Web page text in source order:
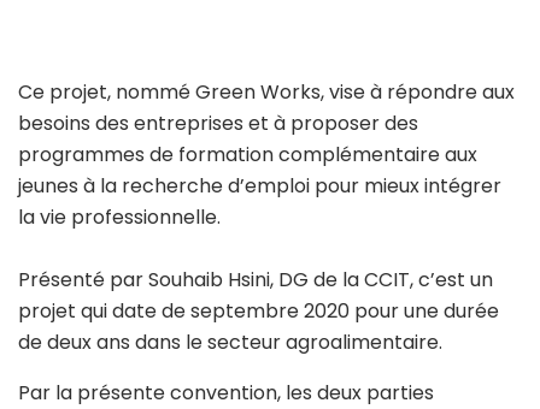
Ce projet, nommé Green Works, vise à répondre aux
besoins des entreprises et à proposer des
programmes de formation complémentaire aux
jeunes à la recherche d’emploi pour mieux intégrer
la vie professionnelle.
Présenté par Souhaib Hsini, DG de la CCIT, c’est un
projet qui date de septembre 2020 pour une durée
de deux ans dans le secteur agroalimentaire.
Par la présente convention, les deux parties